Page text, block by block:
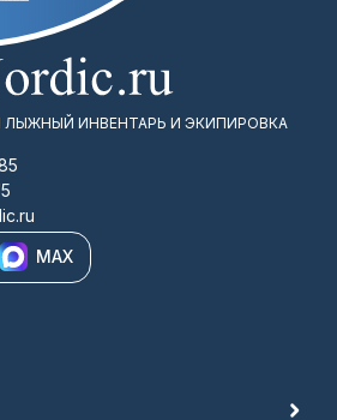
ИНВЕНТАРЬ И ЭКИПИРОВКА
MAX